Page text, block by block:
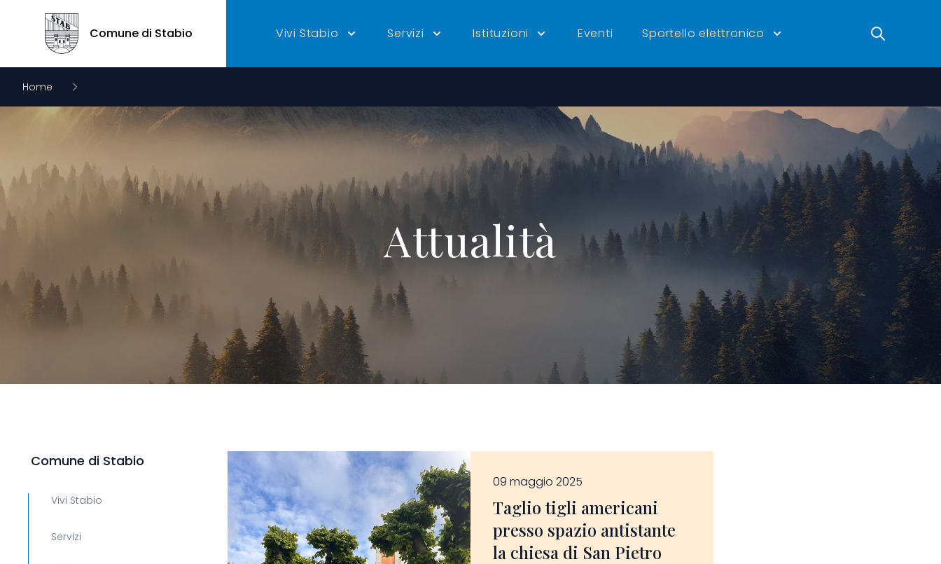
Comune di Stabio
Comune di Stabio Vivi Stabio Servizi Istituzioni Eventi Sportello elettronico Ricerca
Home
Attualità
Comune di Stabio
Vivi Stabio
Servizi
09 maggio 2025
Taglio tigli americani
presso spazio antistante
la chiesa di San Pietro